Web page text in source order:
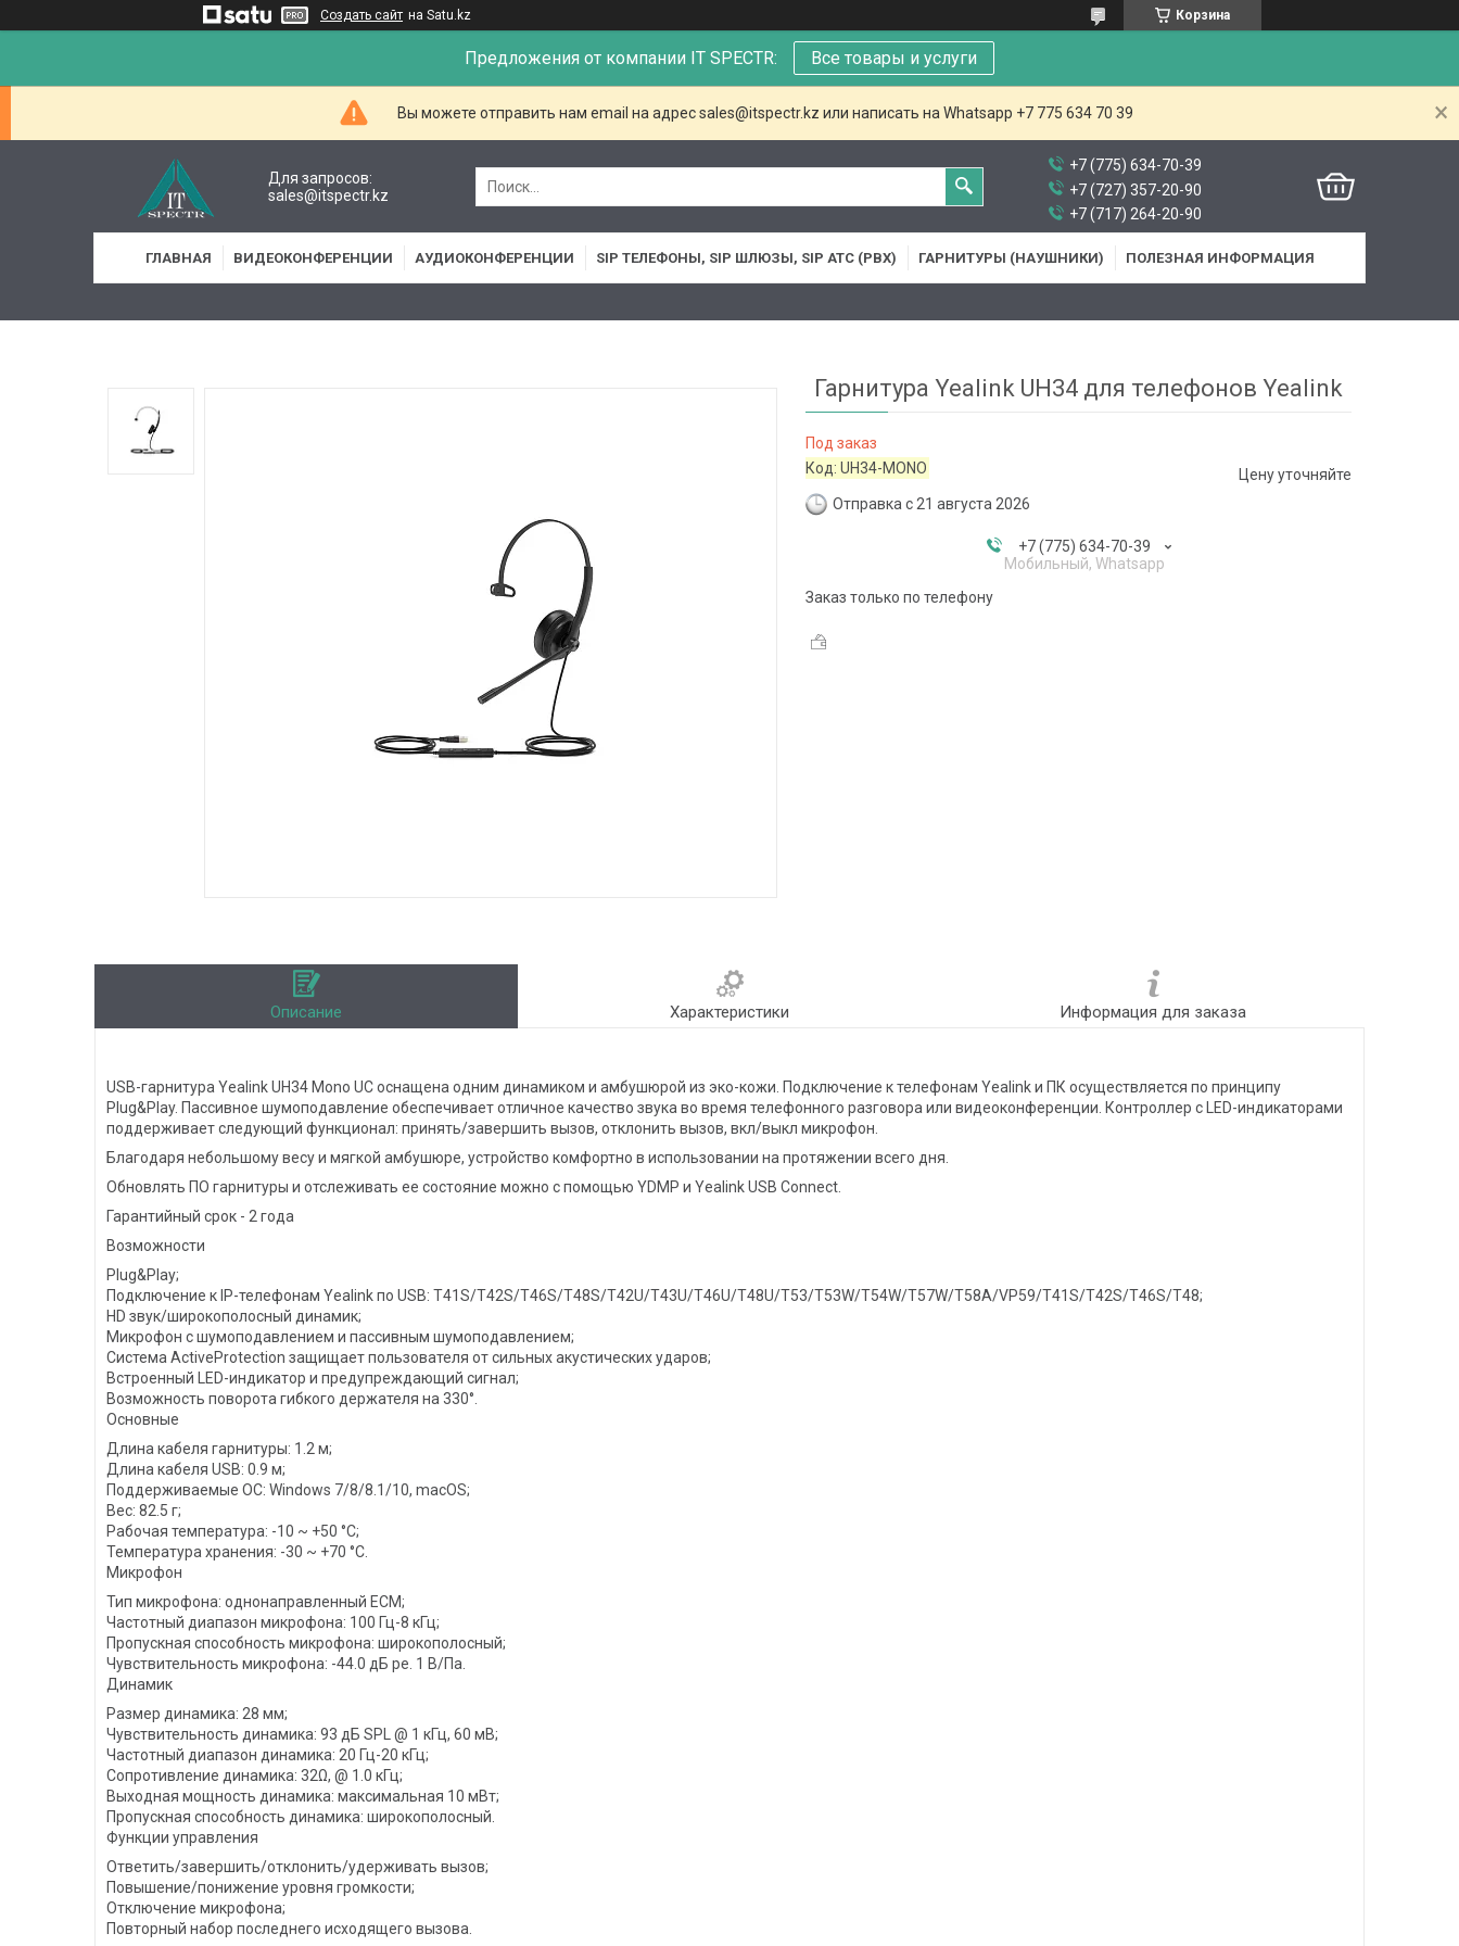
Создать сайт на Satu.kz Корзина
Предложения от компании IT SPECTR: Все товары и услуги
Вы можете отправить нам email на адрес sales@itspectr.kz или написать на Whatsapp +7 775 634 70 39
Для запросов:
sales@itspectr.kz
+7 (775) 634-70-39
+7 (727) 357-20-90
+7 (717) 264-20-90
ГЛАВНАЯ ВИДЕОКОНФЕРЕНЦИИ АУДИОКОНФЕРЕНЦИИ SIP ТЕЛЕФОНЫ, SIP ШЛЮЗЫ, SIP АТС (PBX) ГАРНИТУРЫ (НАУШНИКИ) ПОЛЕЗНАЯ ИНФОРМАЦИЯ
Гарнитура Yealink UH34 для телефонов Yealink
Под заказ
Код:UH34-MONO
Отправка с 21 августа 2026
Цену уточняйте
+7 (775) 634-70-39
Мобильный, Whatsapp
Заказ только по телефону
Описание Характеристики Информация для заказа
USB-гарнитура Yealink UH34 Mono UC оснащена одним динамиком и амбушюрой из эко-кожи. Подключение к телефонам Yealink и ПК осуществляется по принципу
Plug&Play. Пассивное шумоподавление обеспечивает отличное качество звука во время телефонного разговора или видеоконференции. Контроллер с LED-индикаторами
поддерживает следующий функционал: принять/завершить вызов, отклонить вызов, вкл/выкл микрофон.
Благодаря небольшому весу и мягкой амбушюре, устройство комфортно в использовании на протяжении всего дня.
Обновлять ПО гарнитуры и отслеживать ее состояние можно с помощью YDMP и Yealink USB Connect.
Гарантийный срок - 2 года
Возможности
Plug&Play;
Подключение к IP-телефонам Yealink по USB: T41S/T42S/T46S/T48S/T42U/T43U/T46U/T48U/T53/T53W/T54W/T57W/T58A/VP59/T41S/T42S/T46S/T48;
HD звук/широкополосный динамик;
Микрофон с шумоподавлением и пассивным шумоподавлением;
Система ActiveProtection защищает пользователя от сильных акустических ударов;
Встроенный LED-индикатор и предупреждающий сигнал;
Возможность поворота гибкого держателя на 330°.
Основные
Длина кабеля гарнитуры: 1.2 м;
Длина кабеля USB: 0.9 м;
Поддерживаемые ОС: Windows 7/8/8.1/10, macOS;
Вес: 82.5 г;
Рабочая температура: -10 ~ +50 °C;
Температура хранения: -30 ~ +70 °C.
Микрофон
Тип микрофона: однонаправленный ECM;
Частотный диапазон микрофона: 100 Гц-8 кГц;
Пропускная способность микрофона: широкополосный;
Чувствительность микрофона: -44.0 дБ ре. 1 В/Па.
Динамик
Размер динамика: 28 мм;
Чувствительность динамика: 93 дБ SPL @ 1 кГц, 60 мВ;
Частотный диапазон динамика: 20 Гц-20 кГц;
Сопротивление динамика: 32Ω, @ 1.0 кГц;
Выходная мощность динамика: максимальная 10 мВт;
Пропускная способность динамика: широкополосный.
Функции управления
Ответить/завершить/отклонить/удерживать вызов;
Повышение/понижение уровня громкости;
Отключение микрофона;
Повторный набор последнего исходящего вызова.